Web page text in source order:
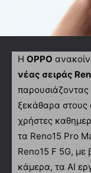
Η OPPO
νέας σειράς
ξεκάθαρα στους
χρήστες
τα Reno15 Pro
Reno15 F 5G,
κάμερα, τα AI